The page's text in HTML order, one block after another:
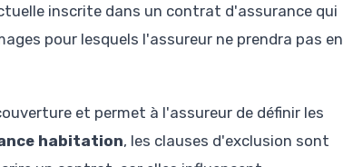
inscrite dans un contrat d'assurance qui
pour lesquels l'assureur ne prendra pas en
et permet à l'assureur de définir les
habitation, les clauses d'exclusion sont